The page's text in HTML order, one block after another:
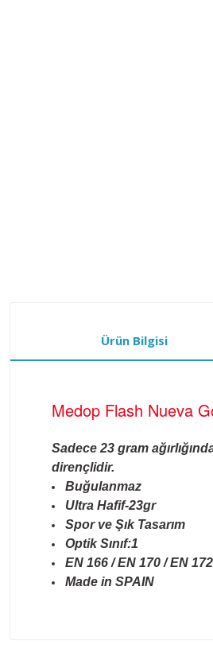
Ürün Bilgisi
Medop Flash Nueva
Sadece 23 gram
dirençlidir.
Buğulanmaz
Ultra Hafif-23gr
Spor ve Şık Tasarım
Optik Sınıf:1
EN 166 / EN 170 / EN 172
Made in SPAIN